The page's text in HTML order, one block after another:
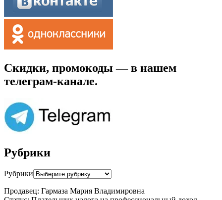
Скидки, промокоды — в нашем
телеграм-канале.
Рубрики
Рубрики
Продавец: Гармаза Мария Владимировна